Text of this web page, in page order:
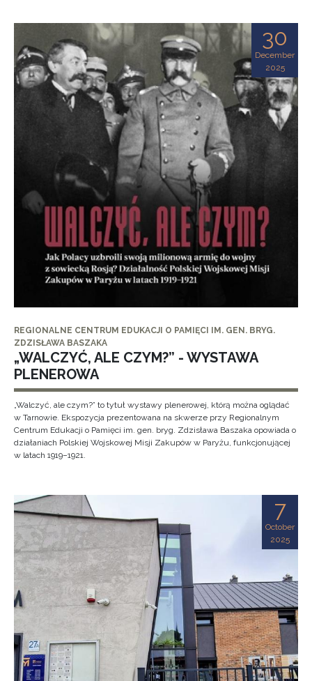
30
December
2025
REGIONALNE CENTRUM EDUKACJI O PAMIĘCI IM. GEN. BRYG.
ZDZISŁAWA BASZAKA
„WALCZYĆ, ALE CZYM?” - WYSTAWA
PLENEROWA
„Walczyć, ale czym?” to tytuł wystawy plenerowej, którą można oglądać
w Tarnowie. Ekspozycja prezentowana na skwerze przy Regionalnym
Centrum Edukacji o Pamięci im. gen. bryg. Zdzisława Baszaka opowiada o
działaniach Polskiej Wojskowej Misji Zakupów w Paryżu, funkcjonującej
w latach 1919–1921.
7
October
2025